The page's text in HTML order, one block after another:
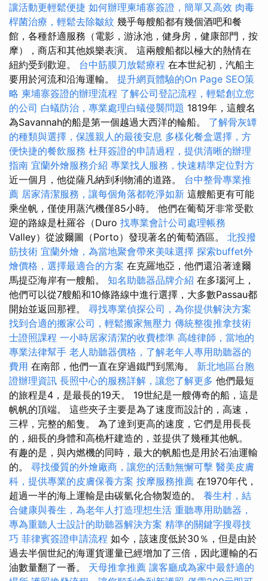
讓活動更輕鬆便捷 如何辦理柬埔寨簽證，簡單又高效 肉毒
桿菌治療，輕鬆去除皺紋 幾乎每艘船都有幾個酒吧和餐
館，各種舒適服務（電影，游泳池，健身房，健康部門，按
摩），商店和其他娛樂表演。 這兩艘船都以極大的熱情在
紐約受到歡迎。 台中筋膜刀放鬆療程 在本世紀初，汽船主
要用於河流和沿海運輸。 提升網頁體驗的On Page SEO策
略 柬埔寨簽證的辦理流程 了解公司登記流程，輕鬆創立您
的公司 白蟻防治，專業處理白蟻侵襲問題 1819年，這艘名
為Savannah的船是第一個越過大西洋的輪船。 了解骨灰罈
的種類與選擇，保護親人的最後安息 多樣化餐盒選擇，方
便快捷的餐飲服務 杜拜簽證的申請過程，提供清晰的辦理
指南 宜蘭外燴服務介紹 專業找人服務，快速精準定位對方
近一個月，他從薩凡納到利物浦的道路。 台中整骨專業推
薦 居家清潔服務，讓每個角落都乾淨如新 這艘船更有可能
乘坐帆，僅使用蒸汽機僅85小時。 他們在葡萄牙非常受歡
迎的路線是杜羅谷（Duro 找專業會計公司處理帳務
Valley）從波爾圖（Porto）發現著名的葡萄酒區。 北投撥
筋技術 宜蘭外燴，為當地聚會帶來美味選擇 探索buffet外
燴價格，選擇最適合的方案 在克羅地亞，他們還沿著達爾
馬提亞海岸有一艘船。 知名助聽器品牌介紹 在多瑙河上，
他們可以從7艘船和10條路線中進行選擇，大多數Passau都
開始並返回那裡。 尋找專業偵探公司，為你提供解決方案
找到合適的搬家公司，輕鬆搬家無壓力 傳統整復推拿技術
士證照課程 一小時居家清潔的收費標準 高雄律師，當地的
專業法律幫手 老人助聽器價格，了解老年人專用助聽器的
費用 在南部，他們一直在穿過鐵門到黑海。 新北地區台胞
證辦理資訊 長照中心的服務詳解，讓您了解更多 他們最短
的旅程是4，是最長的19天。 19世紀是一艘傳奇的船，這是
帆帆的頂端。 這些夾子主要是為了速度而設計的，高速，
三桿，完整的船隻。 為了達到更高的速度，它們是用長長
的，細長的身體和高桅杆建造的，並提供了幾種其他帆。
有趣的是，與內燃機的同時，最大的帆船也是用於石油運輸
的。 尋找優質的外燴廠商，讓您的活動無懈可擊 醫美皮膚
科，提供專業的皮膚保養方案 按摩服務推薦 在1970年代，
超過一半的海上運輸是由碳氫化合物製造的。 養生村，結
合健康與養生，為老年人打造理想生活 重聽專用助聽器，
專為重聽人士設計的助聽器解決方案 精準的關鍵字搜尋技
巧 菲律賓簽證申請流程 如今，該速度低於30％，但是由於
過去半個世紀的海運貨運量已經增加了三倍，因此運輸的石
油數量翻了一番。 天母推拿推薦 讓客廳成為家中最舒適的